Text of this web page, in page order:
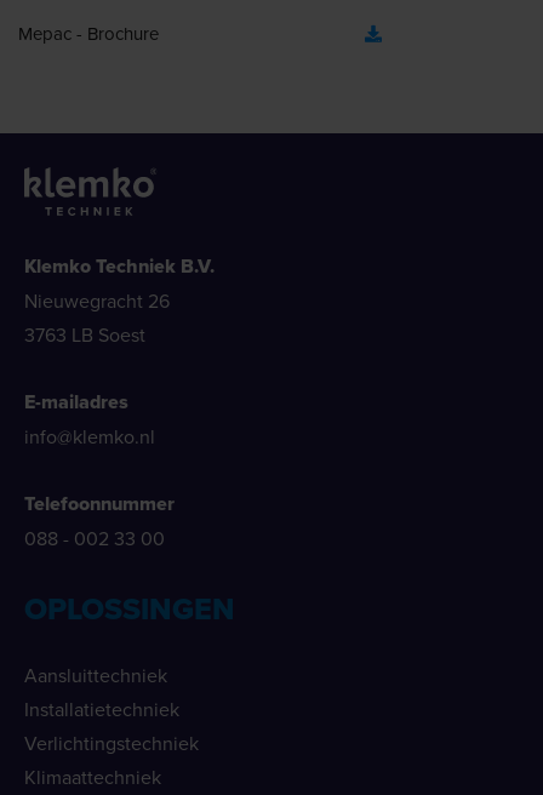
Mepac - Brochure
Klemko Techniek B.V.
Nieuwegracht 26
3763 LB Soest
E-mailadres
info@klemko.nl
Telefoonnummer
088 - 002 33 00
OPLOSSINGEN
Aansluittechniek
Installatietechniek
Verlichtingstechniek
Klimaattechniek